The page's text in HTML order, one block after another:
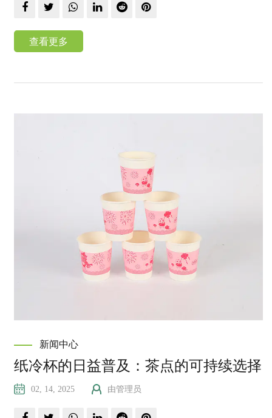
查看更多
新闻中心
纸冷杯的日益普及：茶点的可持续选择
02, 14, 2025 由管理员